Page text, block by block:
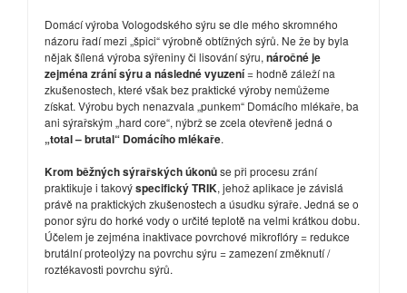
Domácí výroba Vologodského sýru se dle mého skromného
názoru řadí mezi „špici“ výrobně obtížných sýrů. Ne že by byla
nějak šílená výroba sýřeniny či lisování sýru, náročné je
zejména zrání sýru a následné vyuzení= hodně záleží na
zkušenostech, které však bez praktické výroby nemůžeme
získat. Výrobu bych nenazvala „punkem“ Domácího mlékaře, ba
ani sýrařským „hard core“, nýbrž se zcela otevřeně jedná o
„total – brutal“ Domácího mlékaře.
Krom běžných sýrařských úkonůse při procesu zrání
praktikuje i takovýspecifický TRIK, jehož aplikace je závislá
právě na praktických zkušenostech a úsudku sýraře. Jedná se o
ponor sýru do horké vody o určité teplotě na velmi krátkou dobu.
Účelem je zejména inaktivace povrchové mikroflóry = redukce
brutální proteolýzy na povrchu sýru = zamezení změknutí /
roztékavosti povrchu sýrů.